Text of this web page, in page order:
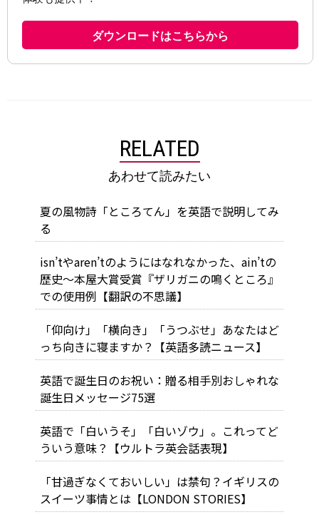
RELATED
あわせて読みたい
夏の風物詩「ところてん」を英語で説明してみ
る
isn’tやaren’tのようにはなれなかった、ain’tの
歴史～本屋大賞受賞『ザリガニの鳴くところ』
での使用例【翻訳の不思議】
「仰向け」「横向き」「うつぶせ」あなたはど
っち向きに寝ますか？【英語多読ニュース】
英語で誕生日のお祝い：贈る相手別おしゃれな
誕生日メッセージ75選
英語で「白いうそ」「白いゾウ」。これってど
ういう意味？【ウルトラ英会話表現】
「甘過ぎなくておいしい」は禁句？イギリスの
スイーツ事情とは【LONDON STORIES】